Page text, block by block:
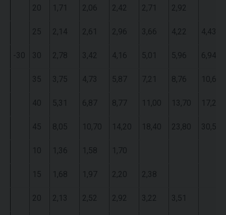
20 1,71 2,06 2,42 2,71 2,92
25 2,14 2,61 2,96 3,66 4,22 4,43
-30 30 2,78 3,42 4,16 5,01 5,96 6,94
35 3,75 4,73 5,87 7,21 8,76 10,60
40 5,31 6,87 8,77 11,00 13,70 17,20
45 8,05 10,70 14,20 18,40 23,80 30,50
10 1,36 1,58 1,70
15 1,68 1,97 2,20 2,38
20 2,13 2,52 2,92 3,22 3,51